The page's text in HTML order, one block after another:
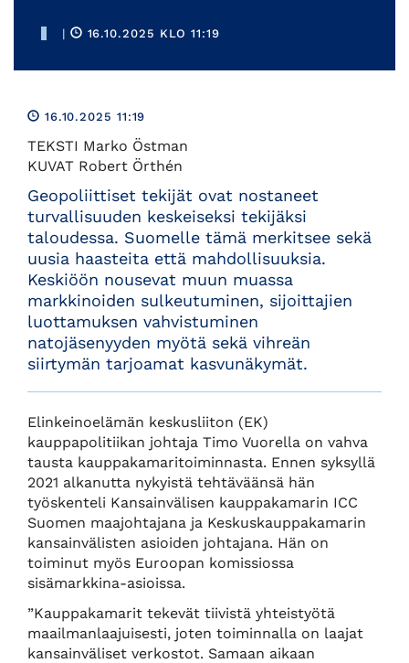
| 16.10.2025 KLO 11:19
16.10.2025 11:19
TEKSTI Marko Östman
KUVAT Robert Örthén
Geopoliittiset tekijät ovat nostaneet
turvallisuuden keskeiseksi tekijäksi
taloudessa. Suomelle tämä merkitsee sekä
uusia haasteita että mahdollisuuksia.
Keskiöön nousevat muun muassa
markkinoiden sulkeutuminen, sijoittajien
luottamuksen vahvistuminen
natojäsenyyden myötä sekä vihreän
siirtymän tarjoamat kasvunäkymät.
Elinkeinoelämän keskusliiton (EK)
kauppapolitiikan johtaja Timo Vuorella on vahva
tausta kauppakamaritoiminnasta. Ennen syksyllä
2021 alkanutta nykyistä tehtäväänsä hän
työskenteli Kansainvälisen kauppakamarin ICC
Suomen maajohtajana ja Keskuskauppakamarin
kansainvälisten asioiden johtajana. Hän on
toiminut myös Euroopan komissiossa
sisämarkkina-asioissa.
”Kauppakamarit tekevät tiivistä yhteistyötä
maailmanlaajuisesti, joten toiminnalla on laajat
kansainväliset verkostot. Samaan aikaan